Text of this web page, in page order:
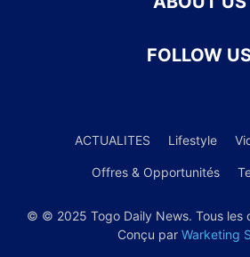
FOLLOW
ACTUALITES Lifestyle
Offres & Opportunités
© © 2025 Togo Daily News. Tous les
Conçu par Warketing